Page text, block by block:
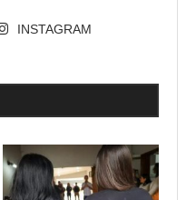
INSTAGRAM